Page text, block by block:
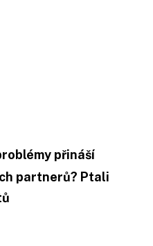
přináší
partnerů? Ptali